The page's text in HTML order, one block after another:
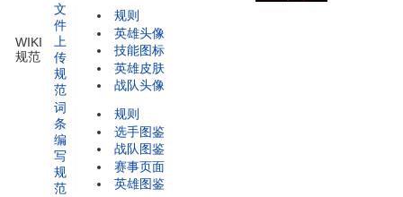
WIKI
规范
文
件
上
传
规
范
规则
英雄头像
技能图标
英雄皮肤
战队头像
词
条
编
写
规
范
规则
选手图鉴
战队图鉴
赛事页面
英雄图鉴